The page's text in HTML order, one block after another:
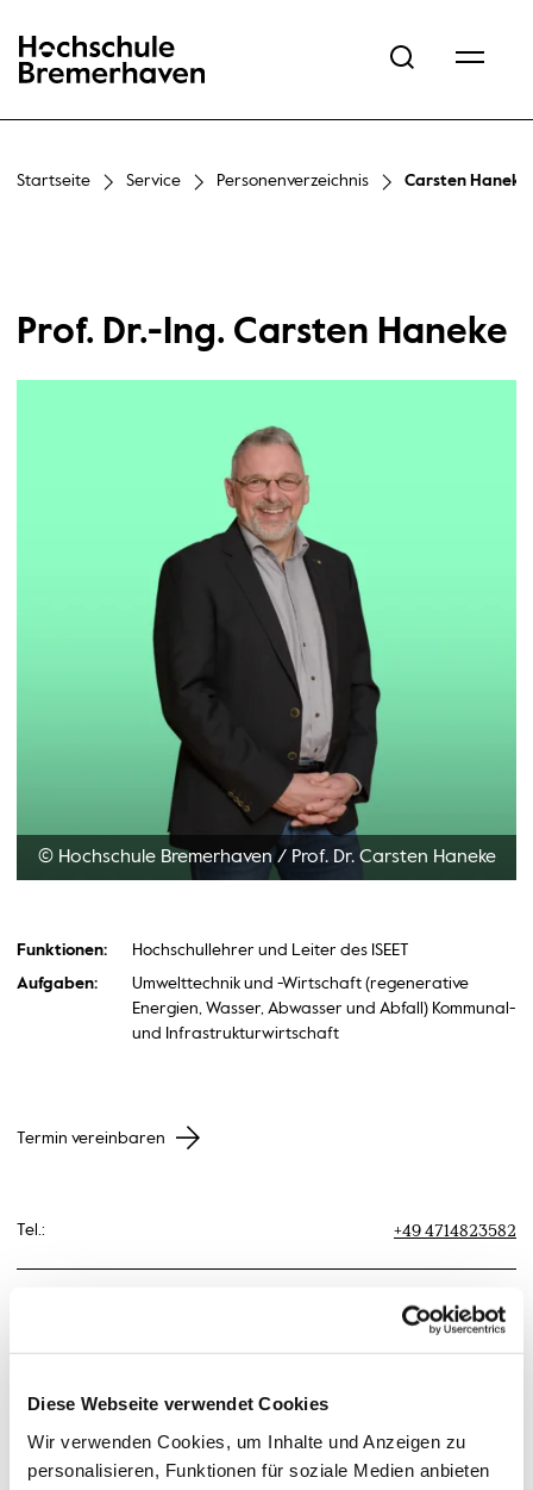
Diese Webseite verwendet Cookies
Wir verwenden Cookies, um Inhalte und Anzeigen zu
personalisieren, Funktionen für soziale Medien anbieten
Hochschule Bremerhaven
Startseite Service Personenverzeichnis Carsten Haneke
Prof. Dr.-Ing. Carsten Haneke
© Hochschule Bremerhaven/Prof. Dr. Carsten Haneke
Funktionen:
Hochschullehrer und Leiter des ISEET
Aufgaben:
Umwelttechnik und -Wirtschaft (regenerative
Energien, Wasser, Abwasser und Abfall) Kommunal-
und Infrastrukturwirtschaft
Termin vereinbaren
Tel.: +49 4714823582
+49 1732908719